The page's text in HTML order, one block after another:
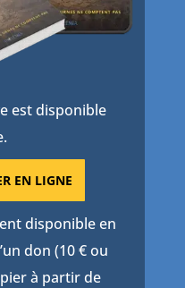
est disponible
EN LIGNE
disponible en
don (10 € ou
à partir de